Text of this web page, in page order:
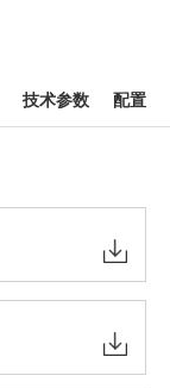
技术参数 配置清